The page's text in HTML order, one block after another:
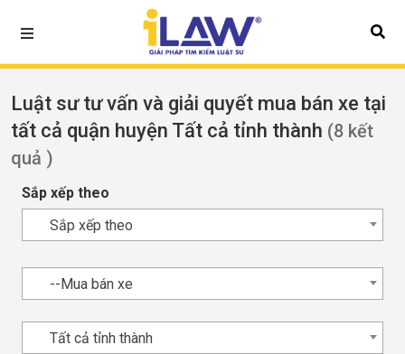
Luật sư tư vấn và giải quyết mua bán xe tại
tất cả quận huyện Tất cả tỉnh thành (8 kết
quả )
Sắp xếp theo
Sắp xếp theo
--Mua bán xe
Tất cả tỉnh thành